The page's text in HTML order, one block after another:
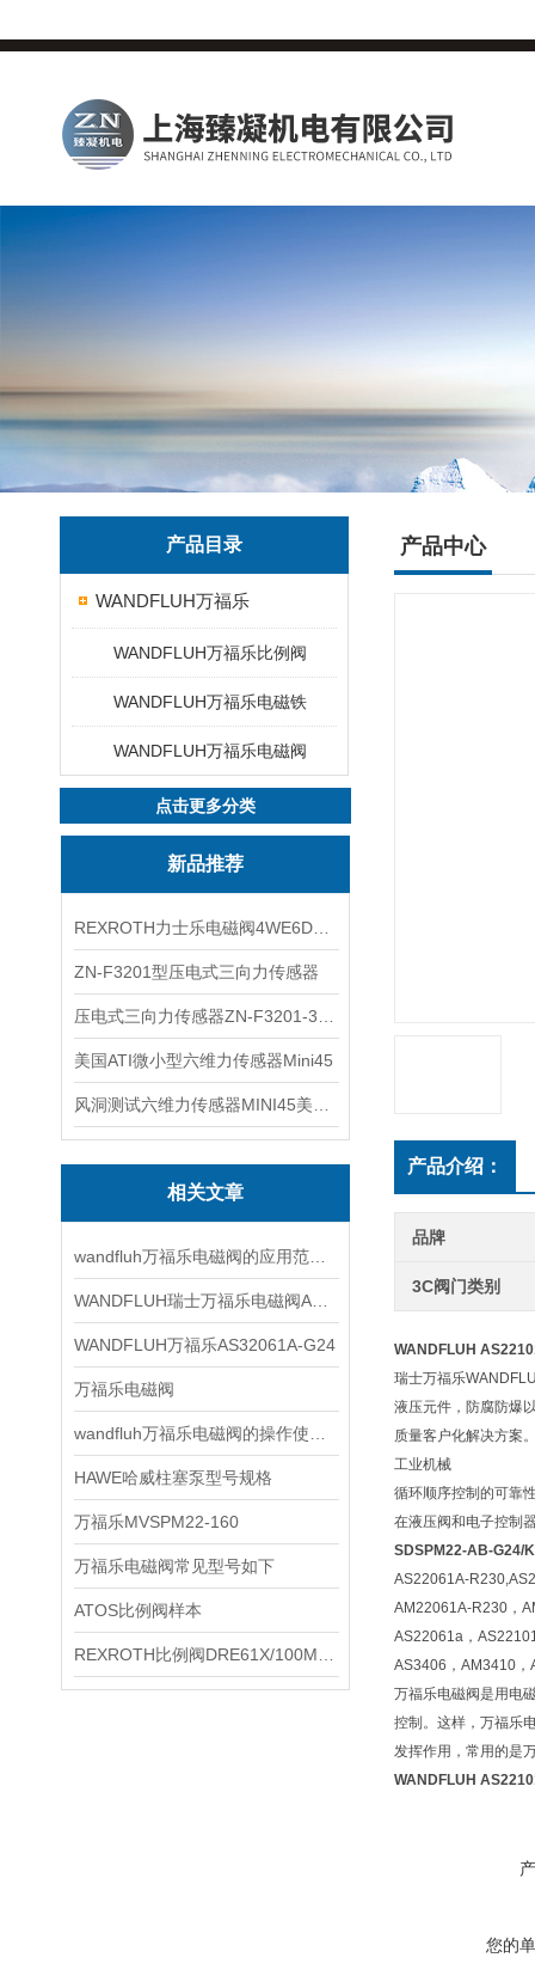
产品目录
WANDFLUH万福乐
WANDFLUH万福乐比例阀
WANDFLUH万福乐电磁铁
WANDFLUH万福乐电磁阀
点击更多分类
新品推荐
ZN-F3201型压电式三向力传感器
美国ATI微小型六维力传感器Mini45
相关文章
WANDFLUH万福乐AS32061A-G24
万福乐电磁阀
HAWE哈威柱塞泵型号规格
万福乐MVSPM22-160
万福乐电磁阀常见型号如下
ATOS比例阀样本
产品中心
产品介绍：
品牌
3C阀门类别
WANDFLUH
瑞士万福乐
液压元件，防腐防爆
质量客户化解决方案
工业机械
循环顺序控制的可靠
在液压阀和电子控制
SDSPM22-AB-G24/
AS22061A-
AM22061A-R230，
AS22061a，
AS3406，AM3410，
万福乐电磁阀是用电
控制。这样，万福乐
发挥作用，常用的是
WANDFLUH
您的